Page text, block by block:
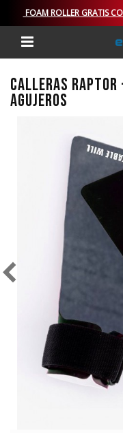
FOAM ROLLER GRATIS
CALLERAS
AGUJEROS